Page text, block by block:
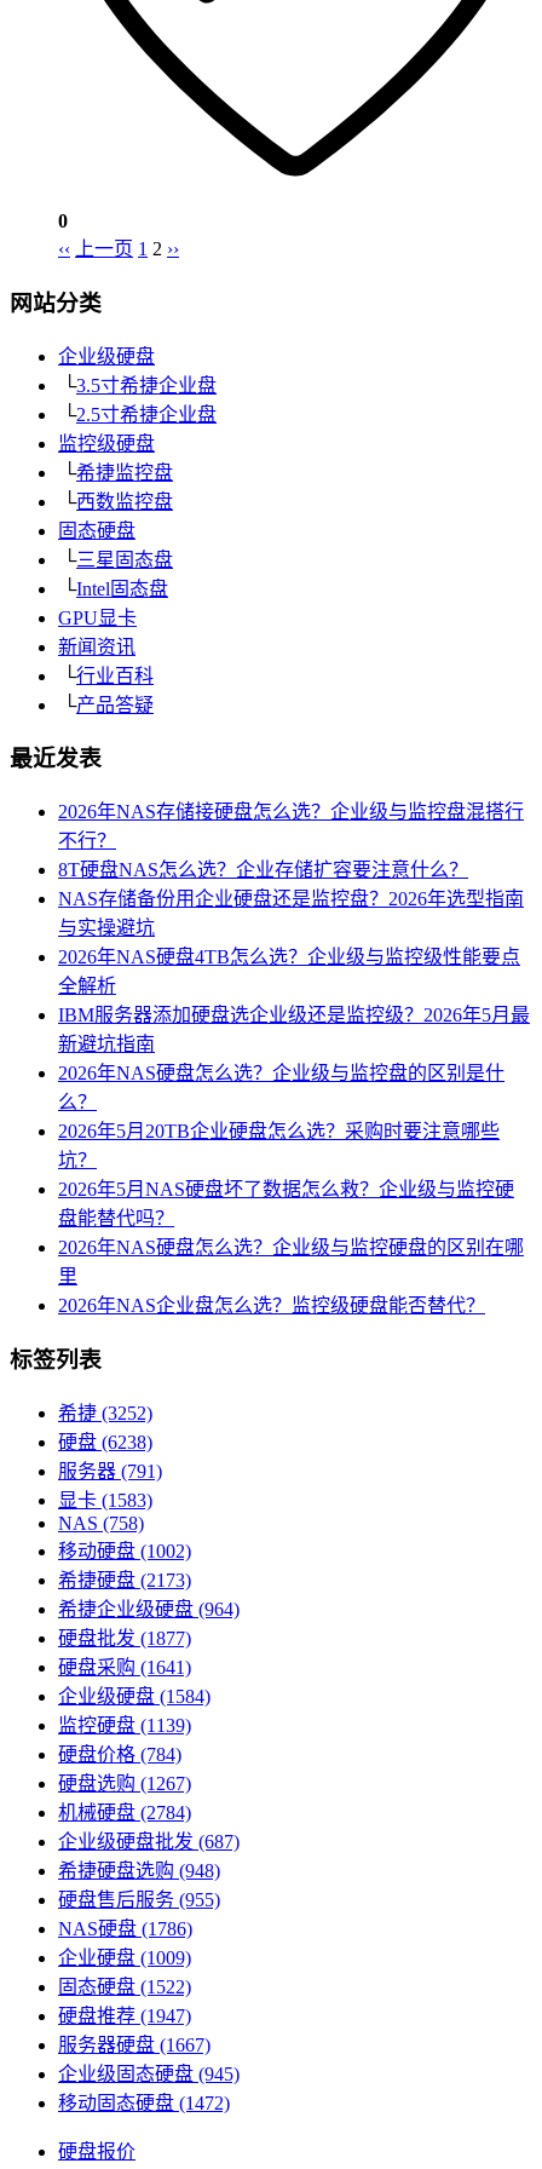
0
‹‹
上一页 1 2 ››
网站分类
企业级硬盘
└3.5寸希捷企业盘
└2.5寸希捷企业盘
监控级硬盘
└希捷监控盘
└西数监控盘
固态硬盘
└三星固态盘
└Intel固态盘
GPU显卡
新闻资讯
└行业百科
└产品答疑
最近发表
2026年NAS存储接硬盘怎么选？企业级与监控盘混搭行
不行？
8T硬盘NAS怎么选？企业存储扩容要注意什么？
NAS存储备份用企业硬盘还是监控盘？2026年选型指南
与实操避坑
2026年NAS硬盘4TB怎么选？企业级与监控级性能要点
全解析
IBM服务器添加硬盘选企业级还是监控级？2026年5月最
新避坑指南
2026年NAS硬盘怎么选？企业级与监控盘的区别是什
么？
2026年5月20TB企业硬盘怎么选？采购时要注意哪些
坑？
2026年5月NAS硬盘坏了数据怎么救？企业级与监控硬
盘能替代吗？
2026年NAS硬盘怎么选？企业级与监控硬盘的区别在哪
里
2026年NAS企业盘怎么选？监控级硬盘能否替代？
标签列表
希捷 (3252)
硬盘 (6238)
服务器 (791)
显卡 (1583)
NAS (758)
移动硬盘 (1002)
希捷硬盘 (2173)
希捷企业级硬盘 (964)
硬盘批发 (1877)
硬盘采购 (1641)
企业级硬盘 (1584)
监控硬盘 (1139)
硬盘价格 (784)
硬盘选购 (1267)
机械硬盘 (2784)
企业级硬盘批发 (687)
希捷硬盘选购 (948)
硬盘售后服务 (955)
NAS硬盘 (1786)
企业硬盘 (1009)
固态硬盘 (1522)
硬盘推荐 (1947)
服务器硬盘 (1667)
企业级固态硬盘 (945)
移动固态硬盘 (1472)
硬盘报价